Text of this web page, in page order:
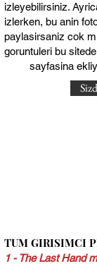
izleyebilirsiniz.
izlerken, bu anin
paylasirsaniz cok
goruntuleri bu
sayfasina
TUM GIRISIMCI
1 - The Last Hand